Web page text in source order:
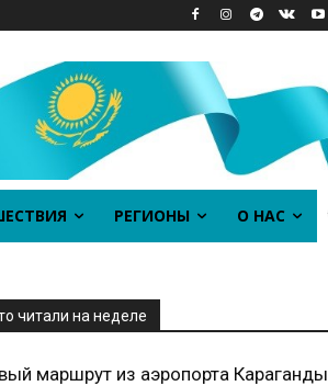
РЕГИОНЫ О НАС
читали на неделе
маршрут из аэропорта Караганды